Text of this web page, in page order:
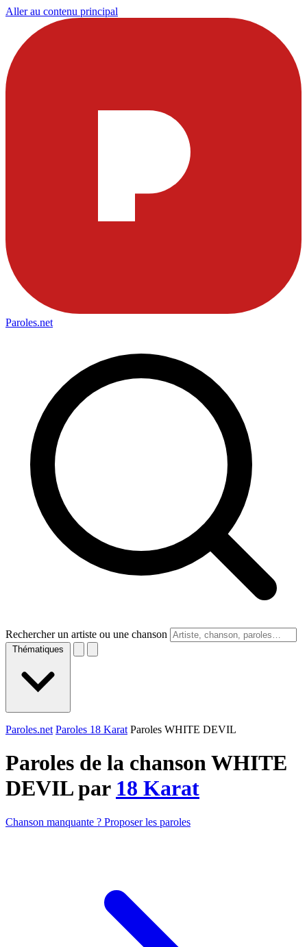
Aller au contenu principal
Paroles.net
Rechercher un artiste ou une chanson
Thématiques
Paroles.net Paroles 18 Karat Paroles WHITE DEVIL
Paroles de la chanson WHITE
DEVIL par 18 Karat
Chanson manquante ? Proposer les paroles